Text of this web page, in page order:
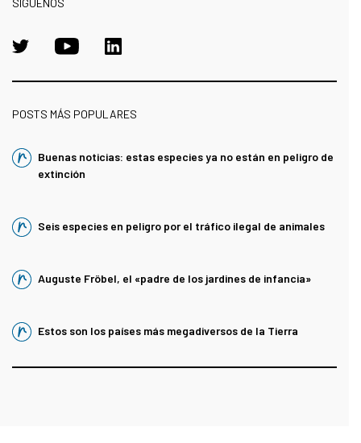
SÍGUENOS
POSTS MÁS POPULARES
Buenas noticias: estas especies ya no están en peligro de
extinción
Seis especies en peligro por el tráfico ilegal de animales
Auguste Fröbel, el «padre de los jardines de infancia»
Estos son los países más megadiversos de la Tierra